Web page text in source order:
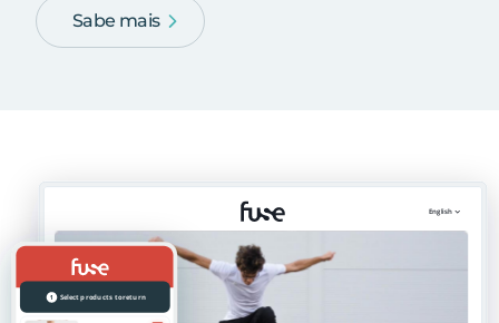
Sabe mais